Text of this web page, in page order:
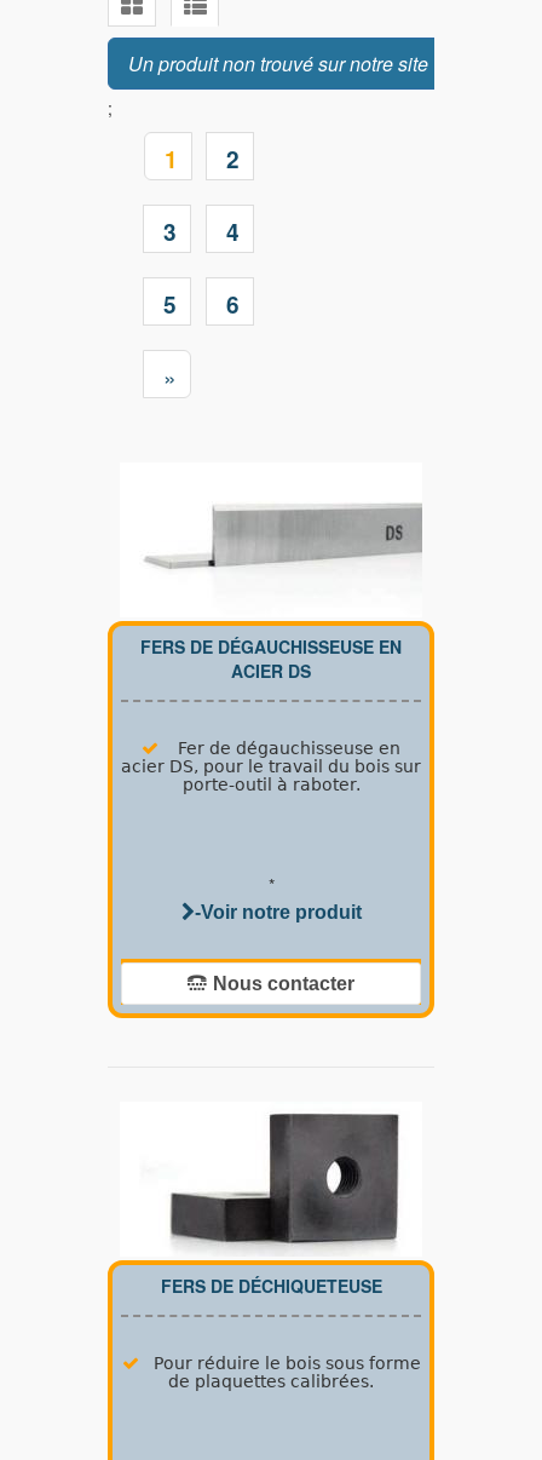
Un produit non trouvé sur notre site ?
;
1 2
3 4
5 6
»
FERS DE DÉGAUCHISSEUSE EN
ACIER DS
Fer de dégauchisseuse en
acier DS, pour le travail du bois sur
porte-outil à raboter.
*
-Voir notre produit
Nous contacter
FERS DE DÉCHIQUETEUSE
Pour réduire le bois sous forme
de plaquettes calibrées.